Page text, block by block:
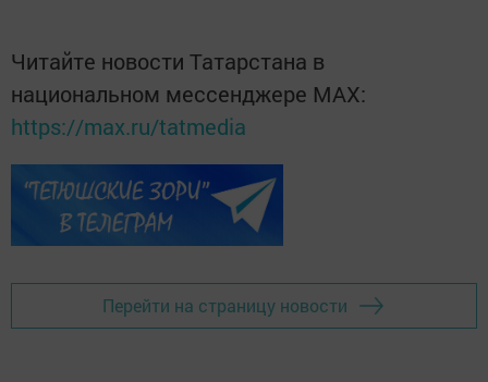
Читайте новости Татарстана в
национальном мессенджере MАХ:
https://max.ru/tatmedia
Перейти на страницу новости